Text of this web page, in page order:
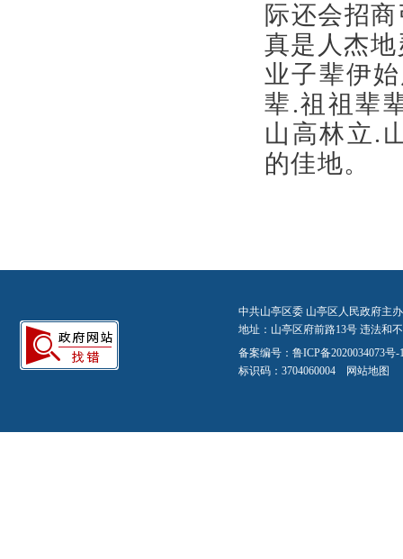
际还会招
真是人杰地
业子辈伊
辈.祖祖辈
山高林立.
的佳地。
中共山亭区委 山亭区人民政府主
地址：山亭区府前路13号 违法和
备案编号： 鲁ICP备2020034073号-
标识码：3704060004 网站地图